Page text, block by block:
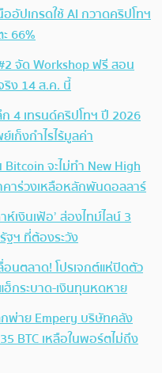
ออัปเกรดใช้ AI กวาดคริปโทฯ
66%
จัด Workshop ฟรี สอน
ริง 14 ส.ค. นี้
ก 4 เทรนด์คริปโทฯ ปี 2026
ก็งกำไรไร้มูลค่า
Bitcoin จะไม่ทำ New High
คาร่วงเหลือหลักพันดอลลาร์
ห์เงินเฟ้อ’ ส่องไทม์ไลน์ 3
ฐฯ ที่ต้องระวัง
นตลาด! โปรเจกต์แห่ปิดตัว
ฮ็กระบาด-เงินทุนหดหาย
พ่าย Empery บริษัทคลัง
BTC เหลือในพอร์ตไม่ถึง